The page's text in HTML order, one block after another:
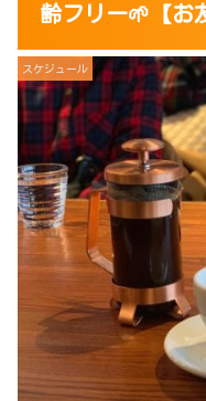
齢フリー🌱【お
スケジュール